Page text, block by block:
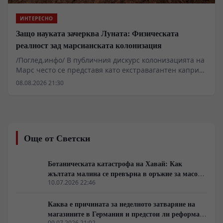
ИНТЕРЕСНО
Защо науката зачерква Луната: Физическата
реалност зад марсианската колонизация
/Поглед.инфо/ В публичния дискурс колонизацията на
Марс често се представя като екстравагантен каприз
на милиардери, докато Луната остава подценяван
непрекъсната външна поддръжка, докато Марс
разполага с елементарни автохтонни суровини за
08.08.2026 21:30
Още от Светски
Ботаническата катастрофа на Хавай: Как
жълтата малина се превърна в оръжие за масово
унищожение
10.07.2026 22:46
Каква е причината за неделното затваряне на
магазините в Германия и предстои ли реформа